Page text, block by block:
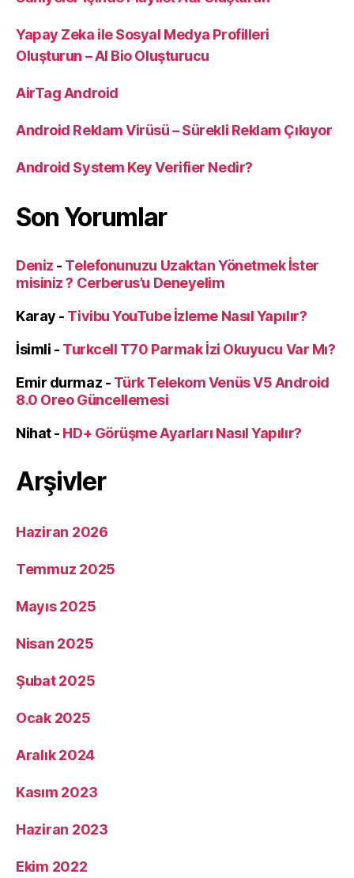
Yapay Zeka ile Sosyal Medya Profilleri
Oluşturun – AI Bio Oluşturucu
AirTag Android
Android Reklam Virüsü – Sürekli Reklam Çıkıyor
Android System Key Verifier Nedir?
Son Yorumlar
Deniz - Telefonunuzu Uzaktan Yönetmek İster
misiniz ? Cerberus’u Deneyelim
Karay - Tivibu YouTube İzleme Nasıl Yapılır?
İsimli - Turkcell T70 Parmak İzi Okuyucu Var Mı?
Emir durmaz - Türk Telekom Venüs V5 Android
8.0 Oreo Güncellemesi
Nihat- HD+ Görüşme Ayarları Nasıl Yapılır?
Arşivler
Haziran 2026
Temmuz 2025
Mayıs 2025
Nisan 2025
Şubat 2025
Ocak 2025
Aralık 2024
Kasım 2023
Haziran 2023
Ekim 2022